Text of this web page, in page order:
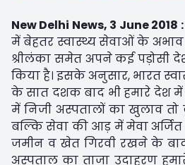
New Delhi News, 3 June 2018
में बेहतर स्वास्थ्य सेवाओं के अभाव
श्रीलंका समेत अपने कई पड़ोसी
किया है। इसके अनुसार, भारत
के सात दशक बाद भी हमारे देश में
में निजी अस्पतालों का खुलाव तो
बल्कि सेवा की आड़ में मेवा
जमीन व खेत गिरवी रखने के
अस्पताल का ताजा उदाहरण